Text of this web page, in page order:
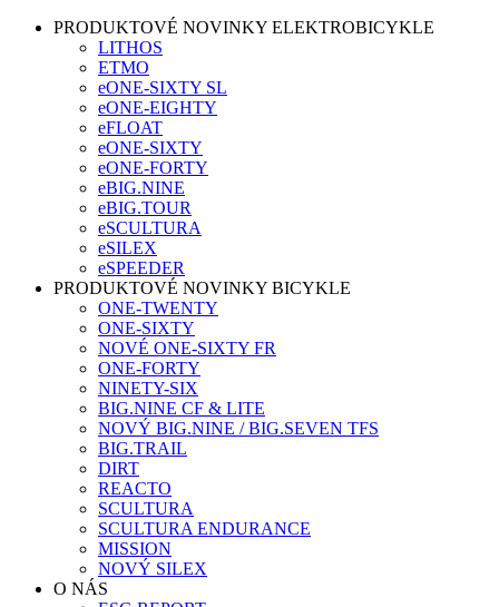
PRODUKTOVÉ NOVINKY ELEKTROBICYKLE
LITHOS
ETMO
eONE-SIXTY SL
eONE-EIGHTY
eFLOAT
eONE-SIXTY
eONE-FORTY
eBIG.NINE
eBIG.TOUR
eSCULTURA
eSILEX
eSPEEDER
PRODUKTOVÉ NOVINKY BICYKLE
ONE-TWENTY
ONE-SIXTY
NOVÉ ONE-SIXTY FR
ONE-FORTY
NINETY-SIX
BIG.NINE CF & LITE
NOVÝ BIG.NINE / BIG.SEVEN TFS
BIG.TRAIL
DIRT
REACTO
SCULTURA
SCULTURA ENDURANCE
MISSION
NOVÝ SILEX
O NÁS